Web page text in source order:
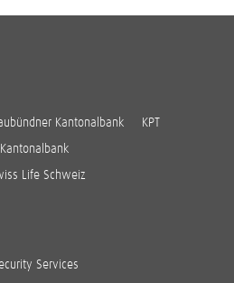
Kantonalbank KPT
Life Schweiz
Services